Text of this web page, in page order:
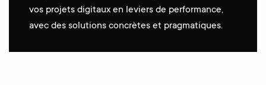
vos projets digitaux en leviers de performance,
avec des solutions concrètes et pragmatiques.